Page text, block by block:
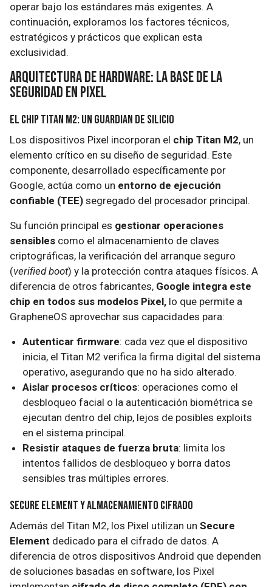
operar bajo los estándares más exigentes. A
continuación, exploramos los factores técnicos,
estratégicos y prácticos que explican esta
exclusividad.
Arquitectura de Hardware: La Base de la
Seguridad en Pixel
El Chip Titan M2: Un Guardian de Silicio
Los dispositivos Pixel incorporan el chip Titan M2, un
elemento crítico en su diseño de seguridad. Este
componente, desarrollado específicamente por
Google, actúa como un entorno de ejecución
confiable (TEE) segregado del procesador principal.
Su función principal es gestionar operaciones
sensibles como el almacenamiento de claves
criptográficas, la verificación del arranque seguro
(verified boot) y la protección contra ataques físicos. A
diferencia de otros fabricantes, Google integra este
chip en todos sus modelos Pixel, lo que permite a
GrapheneOS aprovechar sus capacidades para:
Autenticar firmware: cada vez que el dispositivo
inicia, el Titan M2 verifica la firma digital del sistema
operativo, asegurando que no ha sido alterado.
Aislar procesos críticos: operaciones como el
desbloqueo facial o la autenticación biométrica se
ejecutan dentro del chip, lejos de posibles exploits
en el sistema principal.
Resistir ataques de fuerza bruta: limita los
intentos fallidos de desbloqueo y borra datos
sensibles tras múltiples errores.
Secure Element y Almacenamiento Cifrado
Además del Titan M2, los Pixel utilizan un Secure
Element dedicado para el cifrado de datos. A
diferencia de otros dispositivos Android que dependen
de soluciones basadas en software, los Pixel